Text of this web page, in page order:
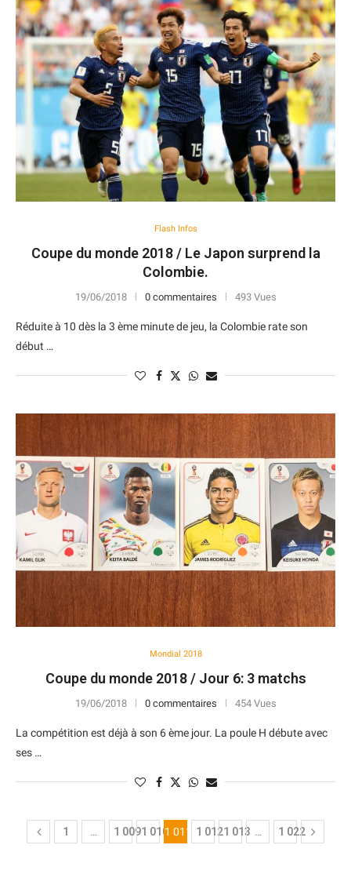
Flash Infos
Coupe du monde 2018 / Le Japon surprend la
Colombie.
19/06/2018 0 commentaires 493 Vues
Réduite à 10 dès la 3 ème minute de jeu, la Colombie rate son
début …
Mondial 2018
Coupe du monde 2018 / Jour 6: 3 matchs
19/06/2018 0 commentaires 454 Vues
La compétition est déjà à son 6 ème jour. La poule H débute avec
ses …
1 … 1 0091 0101 011 1 0121 013 … 1 022